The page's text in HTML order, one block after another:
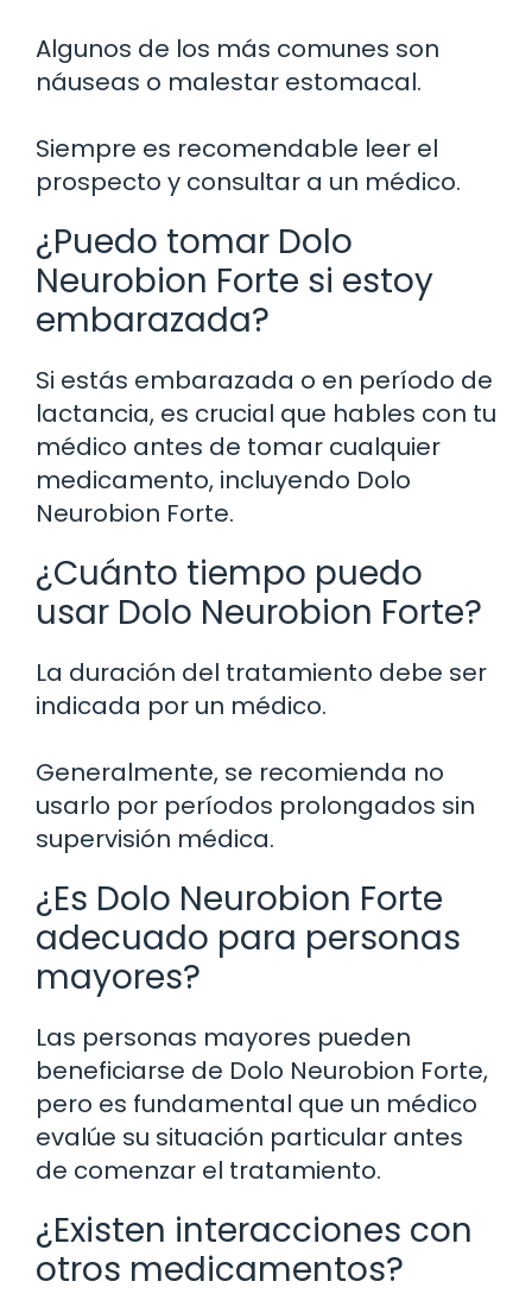
Algunos de los más comunes son
náuseas o malestar estomacal.
Siempre es recomendable leer el
prospecto y consultar a un médico.
¿Puedo tomar Dolo
Neurobion Forte si estoy
embarazada?
Si estás embarazada o en período de
lactancia, es crucial que hables con tu
médico antes de tomar cualquier
medicamento, incluyendo Dolo
Neurobion Forte.
¿Cuánto tiempo puedo
usar Dolo Neurobion Forte?
La duración del tratamiento debe ser
indicada por un médico.
Generalmente, se recomienda no
usarlo por períodos prolongados sin
supervisión médica.
¿Es Dolo Neurobion Forte
adecuado para personas
mayores?
Las personas mayores pueden
beneficiarse de Dolo Neurobion Forte,
pero es fundamental que un médico
evalúe su situación particular antes
de comenzar el tratamiento.
¿Existen interacciones con
otros medicamentos?